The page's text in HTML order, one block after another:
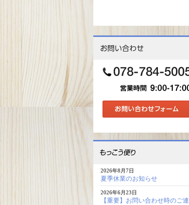
2026年8月7日
夏季休業のお知らせ
2026年6月23日
【重要】お問い合わせ時のご連